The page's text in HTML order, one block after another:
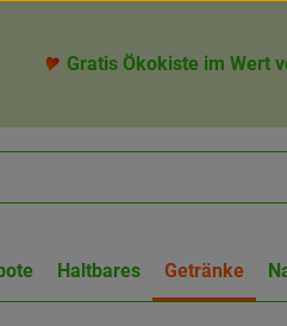
Gratis Ökokiste im Wert
Haltbares Getränke